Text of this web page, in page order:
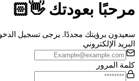
مرحبًا بعودتك 👋🏻
سعيدون برؤيتك مجددًا. يرجى تسجيل
البريد الإلكتروني
كلمة المرور